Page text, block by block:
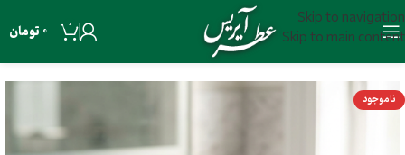
Skip to navigation
Skip to main content
0
0تومان
ناموجود